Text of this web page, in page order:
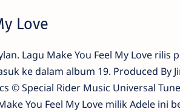
Love
Lagu Make You Feel My Love rilis
ke dalam album 19. Produced By
© Special Rider Music Universal
You Feel My Love milik Adele ini